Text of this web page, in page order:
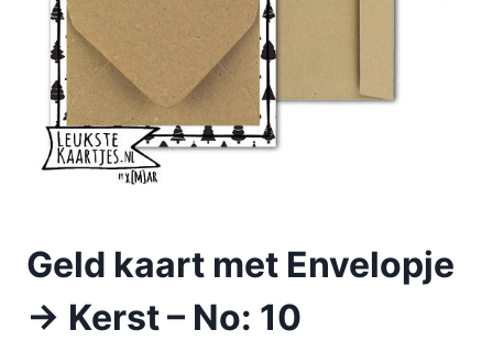
Geld kaart met Envelopje
-> Kerst – No: 10